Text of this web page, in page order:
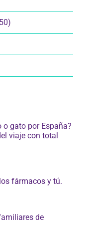
o gato por España?
viaje con total
fármacos y tú.
de